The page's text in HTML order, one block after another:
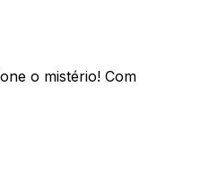
o mistério! Com